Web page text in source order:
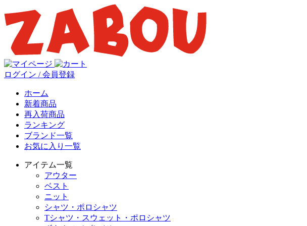
ログイン / 会員登録
ホーム
新着商品
再入荷商品
ランキング
ブランド一覧
お気に入り一覧
アイテム一覧
アウター
ベスト
ニット
シャツ・ポロシャツ
Tシャツ・スウェット・ポロシャツ